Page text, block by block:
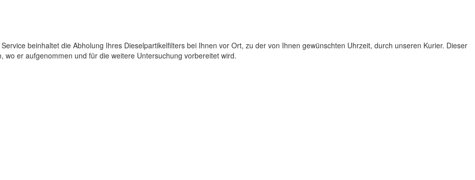
beinhaltet die Abholung Ihres Dieselpartikelfilters bei Ihnen vor Ort, zu der von Ihnen gewünschten Uhrzeit, durch unseren Kurier. Dieser
er aufgenommen und für die weitere Untersuchung vorbereitet wird.